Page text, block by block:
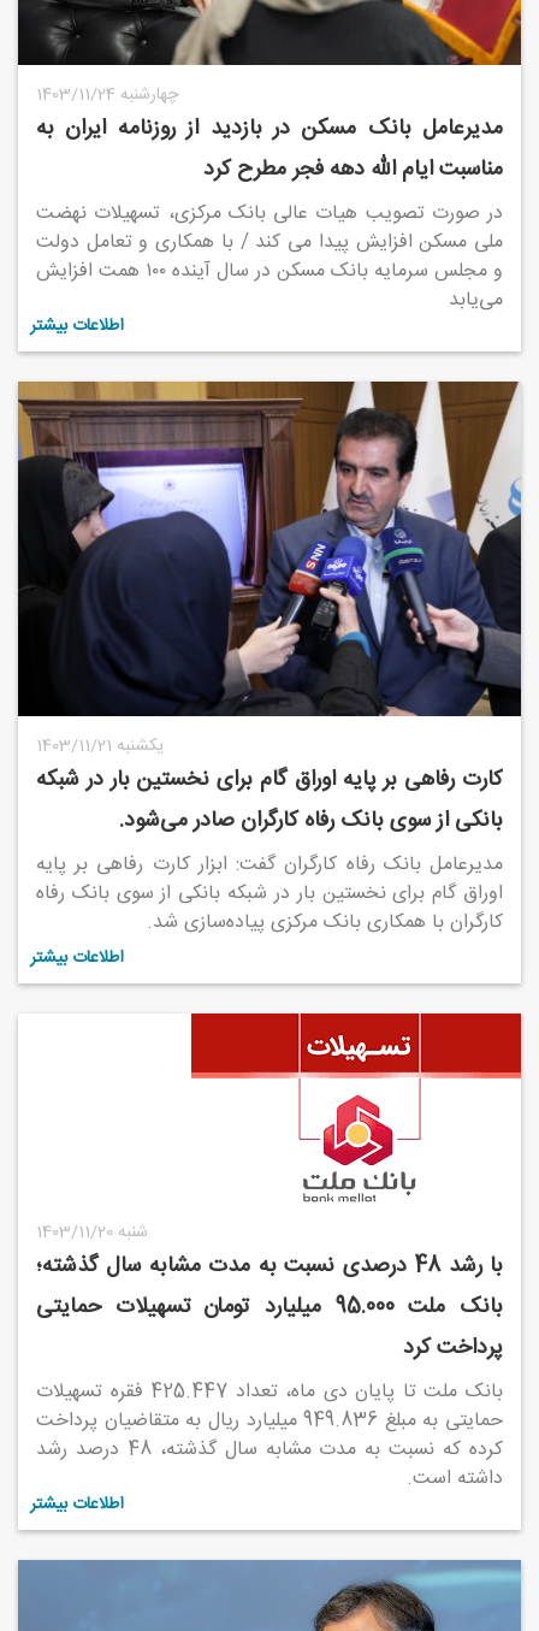
1403/11/24 چهارشنبه
مدیرعامل بانک مسکن در بازدید از روزنامه ایران به
مناسبت ایام الله دهه فجر مطرح کرد
در صورت تصویب هیات عالی بانک مرکزی، تسهیلات نهضت
ملی مسکن افزایش پیدا می کند / با همکاری و تعامل دولت
و مجلس سرمایه بانک مسکن در سال آینده ۱۰۰ همت افزایش
می‌یابد
اطلاعات بیشتر
1403/11/21 یکشنبه
کارت رفاهی بر پایه اوراق گام برای نخستین بار در شبکه
بانکی از سوی بانک رفاه کارگران صادر می‌شود.
مدیرعامل بانک رفاه کارگران گفت: ابزار کارت رفاهی بر پایه
اوراق گام برای نخستین بار در شبکه بانکی از سوی بانک رفاه
کارگران با همکاری بانک مرکزی پیاده‌سازی شد.
اطلاعات بیشتر
1403/11/20 شنبه
با رشد 48 درصدی نسبت به مدت مشابه سال گذشته؛
بانک ملت 95.000 میلیارد تومان تسهیلات حمایتی
پرداخت کرد
بانک ملت تا پایان دی ماه، تعداد 425.447 فقره تسهیلات
حمایتی به مبلغ 949.836 میلیارد ریال به متقاضیان پرداخت
کرده که نسبت به مدت مشابه سال گذشته، 48 درصد رشد
داشته است.
اطلاعات بیشتر